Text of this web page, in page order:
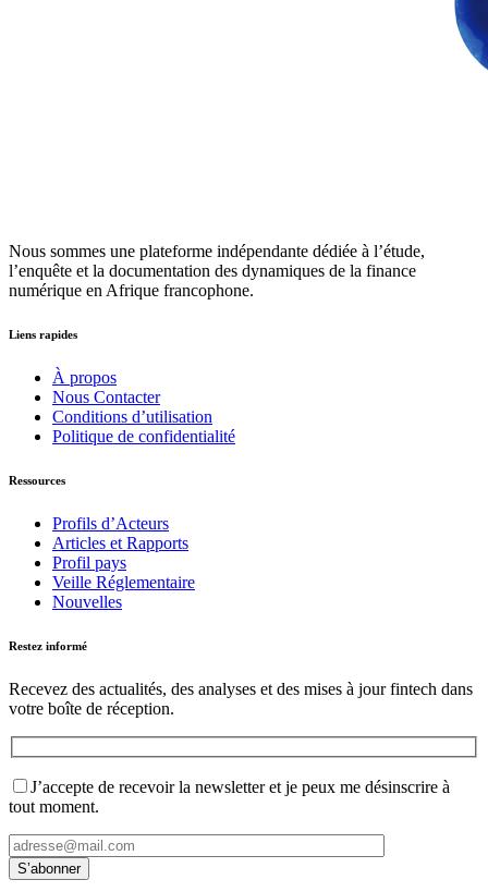
Nous sommes une plateforme indépendante dédiée à l’étude,
l’enquête et la documentation des dynamiques de la finance
numérique en Afrique francophone.
Liens rapides
À propos
Nous Contacter
Conditions d’utilisation
Politique de confidentialité
Ressources
Profils d’Acteurs
Articles et Rapports
Profil pays
Veille Réglementaire
Nouvelles
Restez informé
Recevez des actualités, des analyses et des mises à jour fintech dans
votre boîte de réception.
J’accepte de recevoir la newsletter et je peux me désinscrire à
tout moment.